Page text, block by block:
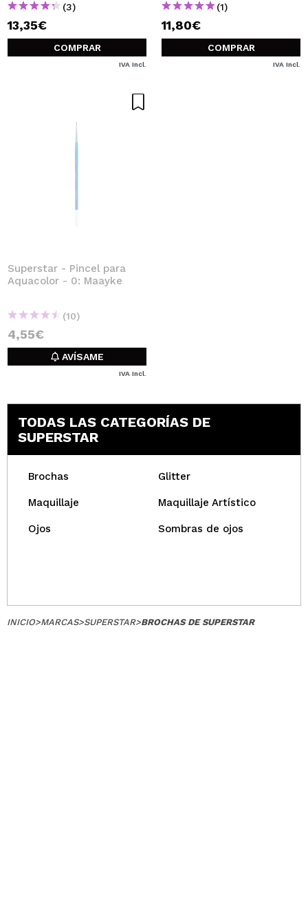
(3)
13,35€
COMPRAR
IVA Incl.
(1)
11,80€
COMPRAR
IVA Incl.
Superstar - Pincel para
Aquacolor - 0: Maayke
(10)
4,55€
AVÍSAME
IVA Incl.
TODAS LAS CATEGORÍAS DE
SUPERSTAR
Brochas Glitter
Maquillaje Maquillaje Artístico
Ojos Sombras de ojos
INICIO>MARCAS>SUPERSTAR>BROCHAS DE SUPERSTAR